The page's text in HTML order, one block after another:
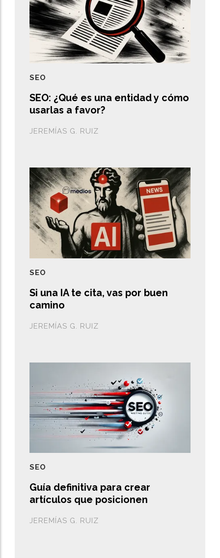
SEO: ¿Qué es una entidad y cómo
usarlas a favor?
JEREMÍAS G. RUIZ
SEO
Si una IA te cita, vas por buen
camino
JEREMÍAS G. RUIZ
SEO
Guía definitiva para crear
artículos que posicionen
JEREMÍAS G. RUIZ
SEO